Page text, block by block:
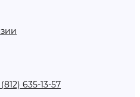
635-13-57